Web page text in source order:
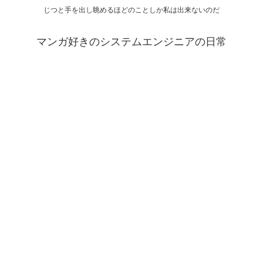
じつと手を出し眺めるほどのことしか私は出来ないのだ
マンガ好きのシステムエンジニアの日常